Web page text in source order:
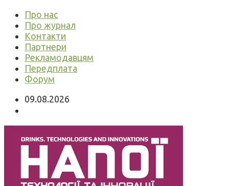
Про нас
Про журнал
Контакти
Партнери
Рекламодавцям
Передплата
Форум
09.08.2026